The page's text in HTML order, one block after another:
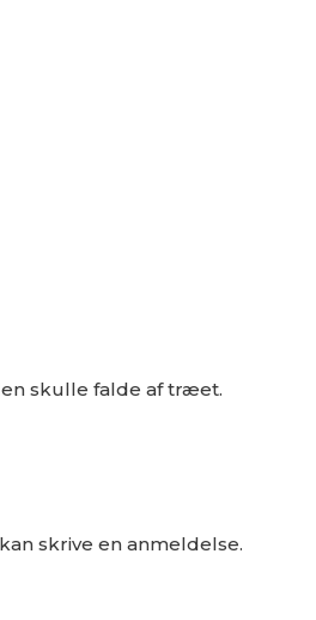
skulle falde af træet.
skrive en anmeldelse.